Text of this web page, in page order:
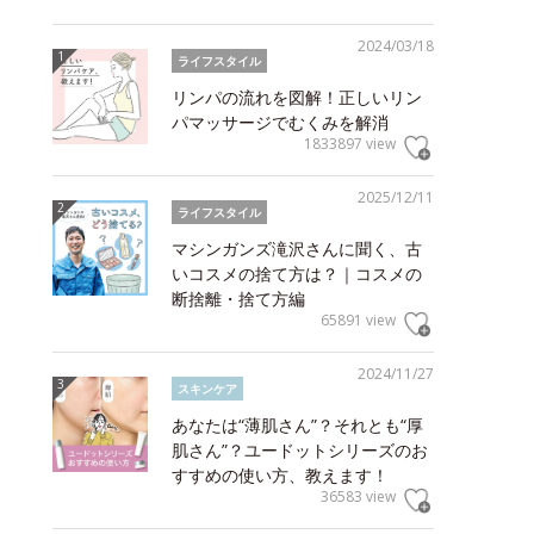
2024/03/18
ライフスタイル
リンパの流れを図解！正しいリン
パマッサージでむくみを解消
1833897 view
2025/12/11
ライフスタイル
マシンガンズ滝沢さんに聞く、古
いコスメの捨て方は？｜コスメの
断捨離・捨て方編
65891 view
2024/11/27
スキンケア
あなたは“薄肌さん”？それとも“厚
肌さん”？ユードットシリーズのお
すすめの使い方、教えます！
36583 view